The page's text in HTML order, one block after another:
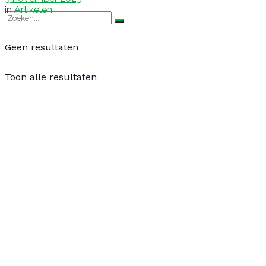
Geen resultaten
Toon alle resultaten
in Artikelen